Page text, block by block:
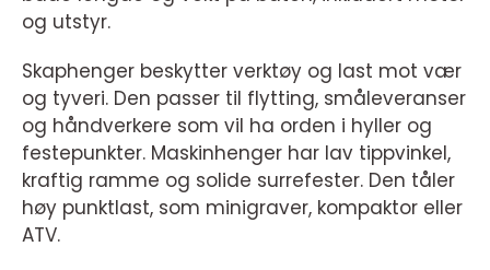
og utstyr.
Skaphenger beskytter verktøy og last mot vær
og tyveri. Den passer til flytting, småleveranser
og håndverkere som vil ha orden i hyller og
festepunkter. Maskinhenger har lav tippvinkel,
kraftig ramme og solide surrefester. Den tåler
høy punktlast, som minigraver, kompaktor eller
ATV.